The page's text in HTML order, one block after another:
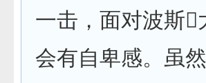
一击，面对波斯
会有自卑感。虽